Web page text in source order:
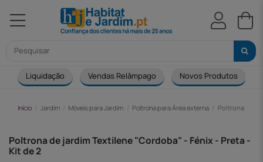
Liquidação Vendas Relâmpago Novos Produtos
Início Jardim Móveis para Jardim Poltrona para Área externa Poltrona de
Poltrona de jardim Textilene "Cordoba" - Fénix - Preta -
Kit de 2